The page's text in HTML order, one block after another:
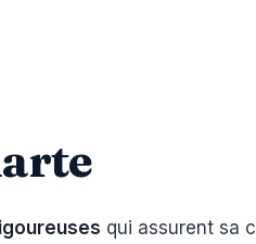
qui assurent sa